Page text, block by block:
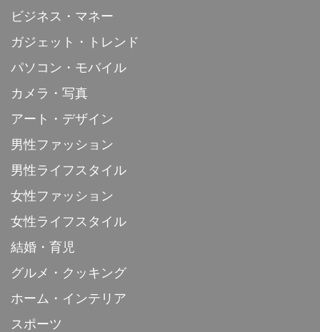
ビジネス・マネー
ガジェット・トレンド
パソコン・モバイル
カメラ・写真
アート・デザイン
男性ファッション
男性ライフスタイル
女性ファッション
女性ライフスタイル
結婚・育児
グルメ・クッキング
ホーム・インテリア
スポーツ